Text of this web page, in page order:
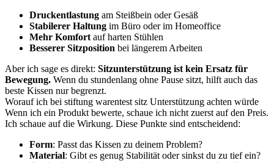
Druckentlastung am Steißbein oder Gesäß
Stabilerer Haltung im Büro oder im Homeoffice
Mehr Komfort auf harten Stühlen
Besserer Sitzposition bei längerem Arbeiten
Aber ich sage es direkt: Sitzunterstützung ist kein Ersatz für
Bewegung. Wenn du stundenlang ohne Pause sitzt, hilft auch das
beste Kissen nur begrenzt.
Worauf ich bei stiftung warentest sitz Unterstützung achten würde
Wenn ich ein Produkt bewerte, schaue ich nicht zuerst auf den Preis.
Ich schaue auf die Wirkung. Diese Punkte sind entscheidend:
Form: Passt das Kissen zu deinem Problem?
Material: Gibt es genug Stabilität oder sinkst du zu tief ein?